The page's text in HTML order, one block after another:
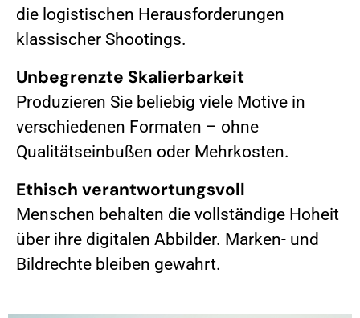
die logistischen Herausforderungen
klassischer Shootings.
Unbegrenzte Skalierbarkeit
Produzieren Sie beliebig viele Motive in
verschiedenen Formaten – ohne
Qualitätseinbußen oder Mehrkosten.
Ethisch verantwortungsvoll
Menschen behalten die vollständige Hoheit
über ihre digitalen Abbilder. Marken- und
Bildrechte bleiben gewahrt.